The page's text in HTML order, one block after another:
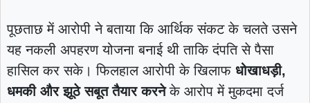
पूछताछ में आरोपी ने बताया कि आर्थिक संकट के चलते उसने
यह नकली अपहरण योजना बनाई थी ताकि दंपति से पैसा
हासिल कर सके। फिलहाल आरोपी के खिलाफ धोखाधड़ी,
धमकी और झूठे सबूत तैयार करनेके आरोप में मुकदमा दर्ज